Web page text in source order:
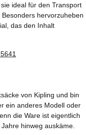
ideal für den Transport
hervorzuheben
das den Inhalt
von Kipling und bin
ein anderes Modell oder
die Ware ist eigentlich
hinweg auskäme.